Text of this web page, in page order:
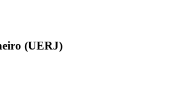
(UERJ)